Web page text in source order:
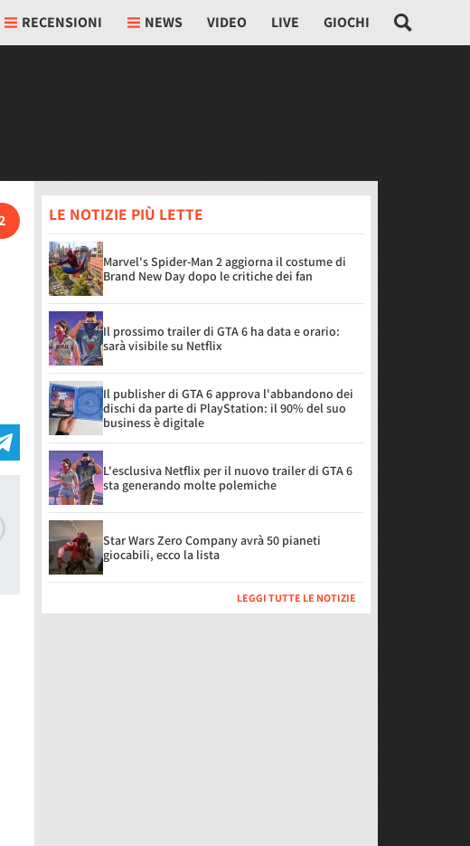
RECENSIONI NEWS VIDEO LIVE GIOCHI
LE NOTIZIE PIÙ LETTE
Marvel's Spider-Man 2 aggiorna il costume di
Brand New Day dopo le critiche dei fan
Il prossimo trailer di GTA 6 ha data e orario:
sarà visibile su Netflix
Il publisher di GTA 6 approva l'abbandono dei
dischi da parte di PlayStation: il 90% del suo
business è digitale
L'esclusiva Netflix per il nuovo trailer di GTA 6
sta generando molte polemiche
Star Wars Zero Company avrà 50 pianeti
giocabili, ecco la lista
LEGGI TUTTE LE NOTIZIE